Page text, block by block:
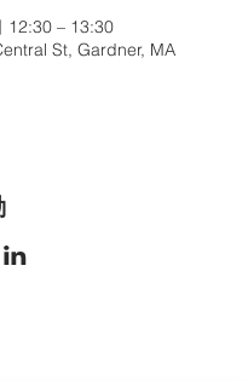
12:30 – 13:30
St, Gardner, MA